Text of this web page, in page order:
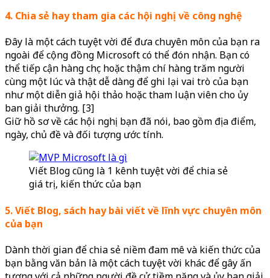
4. Chia sẻ hay tham gia các hội nghị về công nghệ
Đây là một cách tuyệt vời để đưa chuyên môn của bạn ra
ngoài để cộng đồng Microsoft có thể đón nhận. Bạn có
thể tiếp cận hàng chục hoặc thậm chí hàng trăm người
cùng một lúc và thật dễ dàng để ghi lại vai trò của bạn
như một diễn giả hội thảo hoặc tham luận viên cho ủy
ban giải thưởng. [3]
Giữ hồ sơ về các hội nghị bạn đã nói, bao gồm địa điểm,
ngày, chủ đề và đối tượng ước tính.
Viết Blog cũng là 1 kênh tuyệt vời để chia sẻ
giá trị, kiến thức của bạn
5. Viết Blog, sách hay bài viết về lĩnh vực chuyên môn
của bạn
Dành thời gian để chia sẻ niềm đam mê và kiến thức của
bạn bằng văn bản là một cách tuyệt vời khác để gây ấn